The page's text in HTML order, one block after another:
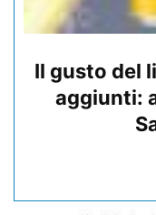
Il gusto del
aggiunti: